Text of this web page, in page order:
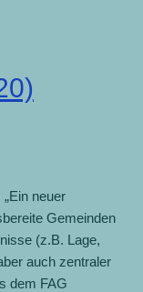
neuer
Gemeinden
(z.B. Lage,
auch zentraler
dem FAG